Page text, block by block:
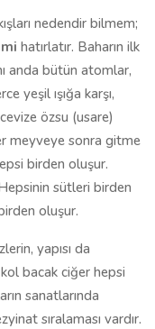
nedendir bilmem;
hatırlatır. Baharın ilk
anda bütün atomlar,
yeşil ışığa karşı,
özsu (usare)
meyveye sonra gitme
birden oluşur.
sütleri birden
oluşur.
yapısı da
bacak ciğer hepsi
sanatlarında
sıralaması vardır.